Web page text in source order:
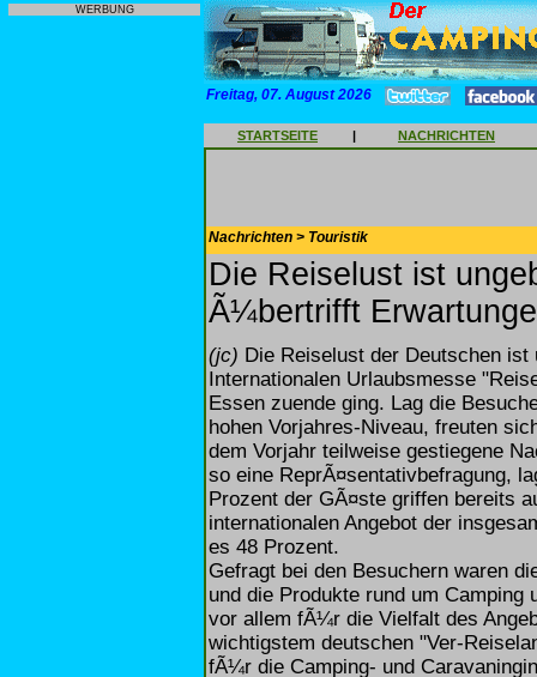
WERBUNG
Freitag, 07. August 2026
STARTSEITE | NACHRICHTEN
Nachrichten > Touristik
Die Reiselust ist
Ã¼bertrifft
(jc) Die Reiselust der Deutschen
Internationalen Urlaubsmesse
Essen zuende ging. Lag die
hohen Vorjahres-Niveau, freuten
dem Vorjahr teilweise gestiegene
so eine ReprÃ¤sentativbefragung,
Prozent der GÃ¤ste griffen bereits
internationalen Angebot der
es 48 Prozent.
Gefragt bei den Besuchern waren
und die Produkte rund um Camping
vor allem fÃ¼r die Vielfalt des
wichtigstem deutschen "Ver-
fÃ¼r die Camping- und